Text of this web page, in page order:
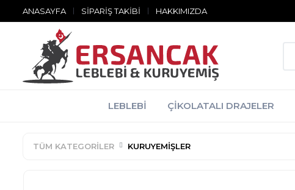
ANASAYFA SIPARIŞ TAKIBI HAKKIMIZDA
LEBLEBI ÇIKOLATALI DRAJELER
TÜM KATEGORILER KURUYEMIŞLER